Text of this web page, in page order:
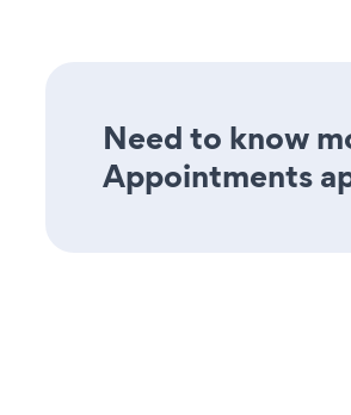
Need to know
Appointments